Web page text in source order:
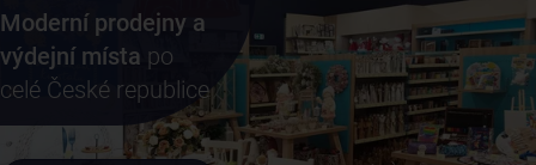
Moderní prodejny a
výdejní místa po
celé České republice